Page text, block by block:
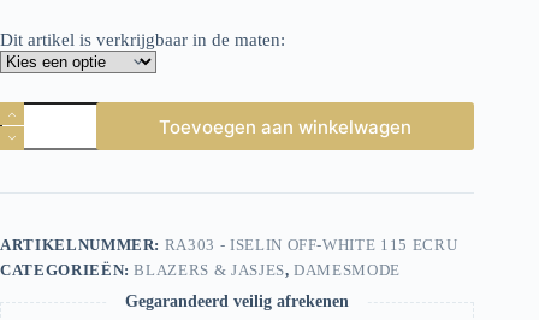
€ 69,95.
€ 34,98.
Dit artikel is verkrijgbaar in de maten:
Lofty
Manner
Jasje
RA303
aantal
Toevoegen aan winkelwagen
ARTIKELNUMMER: RA303 - ISELIN OFF-WHITE 115 ECRU
CATEGORIEËN:BLAZERS & JASJES,DAMESMODE
Gegarandeerd veilig afrekenen